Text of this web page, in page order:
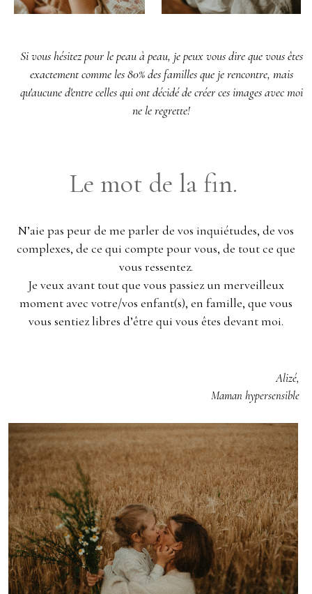
Si vous hésitez pour le peau à peau, je peux vous dire que vous êtes
exactement comme les 80% des familles que je rencontre, mais
qu'aucune d'entre celles qui ont décidé de créer ces images avec moi
ne le regrette!
Le mot de la fin.
N’aie pas peur de me parler de vos inquiétudes, de vos
complexes, de ce qui compte pour vous, de tout ce que
vous ressentez.
Je veux avant tout que vous passiez un merveilleux
moment avec votre/vos enfant(s), en famille, que vous
vous sentiez libres d’être qui vous êtes devant moi.
Alizé,
Maman hypersensible